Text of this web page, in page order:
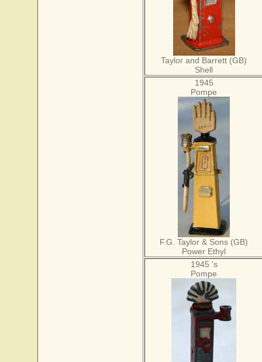
Taylor and Barrett (GB)
Shell
1945
Pompe
F.G. Taylor & Sons (GB)
Power Ethyl
1945 's
Pompe